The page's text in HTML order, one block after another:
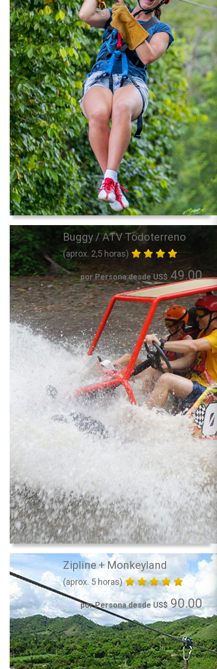
Buggy / ATV Todoterreno
(aprox. 2,5 horas)
por Persona desde US$49.00
Zipline + Monkeyland
(aprox. 5 horas)
por Persona desde US$90.00